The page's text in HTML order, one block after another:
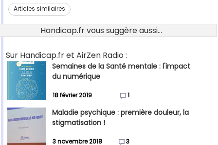
Articles similaires
Handicap.fr vous suggère aussi...
Sur Handicap.fr et AirZen Radio :
Semaines de la Santé mentale : l'impact
du numérique
18 février 2019 1
Maladie psychique : première douleur, la
stigmatisation !
3 novembre 2018 3